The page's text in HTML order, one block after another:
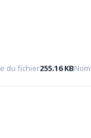
du fichier255.16 KB